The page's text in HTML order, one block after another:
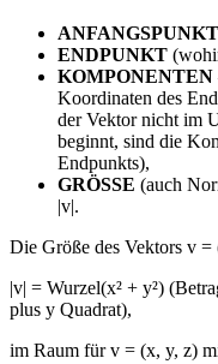
ANFANGSPUNKT
ENDPUNKT
KOMPONENTEN
Koordinaten des
der Vektor nicht im
beginnt, sind die
Endpunkts),
GRÖSSE (auch
|v|.
Die Größe des Vektors v
|v| = Wurzel(x² + y²)
plus y Quadrat),
im Raum für v = (x, y, z)